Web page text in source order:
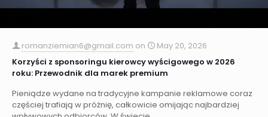
romanziemian6@gmail.com on
May 20, 2026
Korzyści z sponsoringu kierowcy wyścigowego w 2026
roku: Przewodnik dla marek premium
Pieniądze wydane na tradycyjne kampanie reklamowe coraz
częściej trafiają w próżnię, całkowicie omijając najbardziej